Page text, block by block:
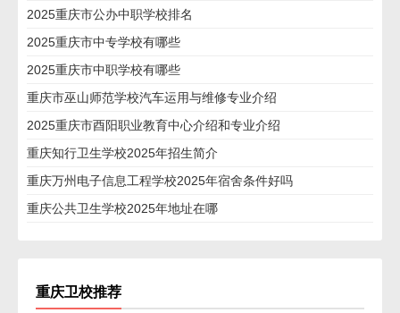
2025重庆市公办中职学校排名
2025重庆市中专学校有哪些
2025重庆市中职学校有哪些
重庆市巫山师范学校汽车运用与维修专业介绍
2025重庆市酉阳职业教育中心介绍和专业介绍
重庆知行卫生学校2025年招生简介
重庆万州电子信息工程学校2025年宿舍条件好吗
重庆公共卫生学校2025年地址在哪
重庆卫校推荐